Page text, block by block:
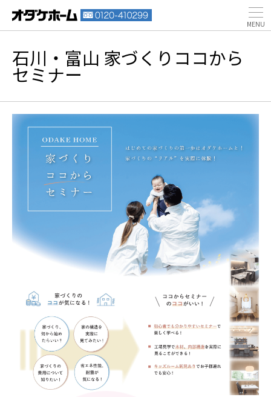
石川・富山 家づくりココから
セミナー